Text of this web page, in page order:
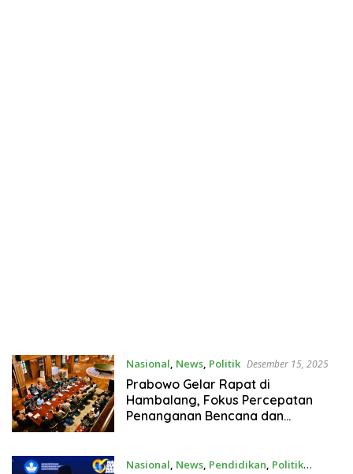
Nasional, News, Politik Desember 15, 2025
Prabowo Gelar Rapat di
Hambalang, Fokus Percepatan
Penanganan Bencana dan
Nasional, News, Pendidikan, Politik